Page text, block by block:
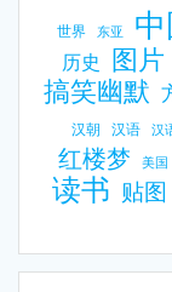
世界 东亚
历史 图片
搞笑幽默
汉朝 汉语 汉
红楼梦 美国
读书 贴图